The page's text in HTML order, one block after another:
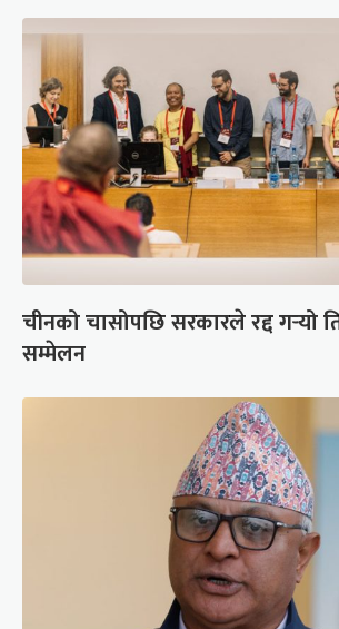
चीनको चासोपछि सरकारले रद्द गर्‍यो
सम्मेलन